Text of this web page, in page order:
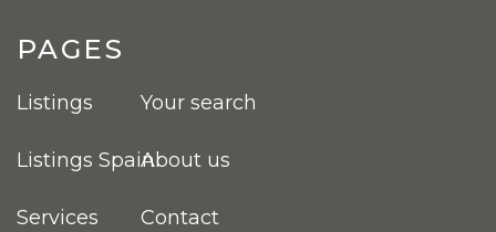
PAGES
Listings
Listings Spain
Services
Your search
About us
Contact